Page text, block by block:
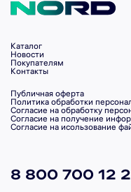
Каталог
Новости
Покупателям
Контакты
Публичная оферта
Политика обработки
Согласие на обработку
Согласие на получение
Согласие на исользование
8 800 700 12